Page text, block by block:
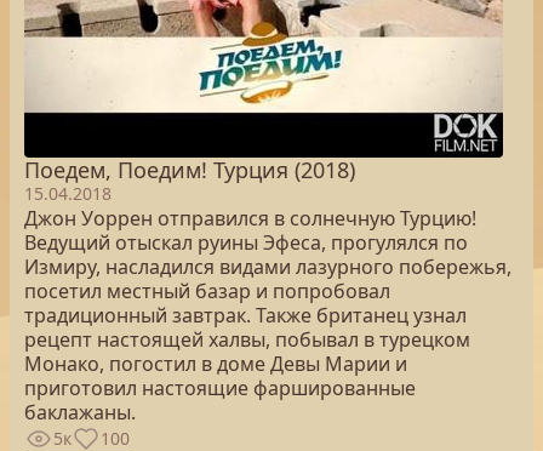
Поедем, Поедим! Турция (2018)
15.04.2018
Джон Уоррен отправился в солнечную Турцию!
Ведущий отыскал руины Эфеса, прогулялся по
Измиру, насладился видами лазурного побережья,
посетил местный базар и попробовал
традиционный завтрак. Также британец узнал
рецепт настоящей халвы, побывал в турецком
Монако, погостил в доме Девы Марии и
приготовил настоящие фаршированные
баклажаны.
5к 100